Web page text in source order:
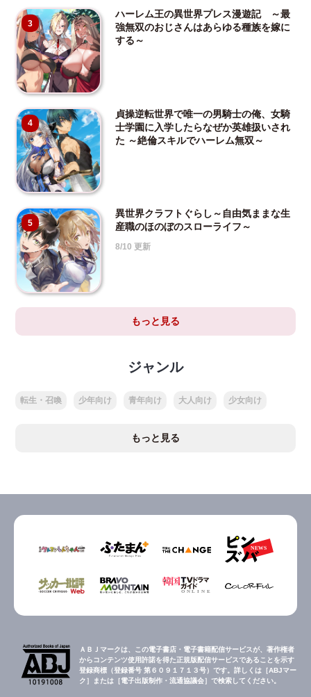
3
ハーレム王の異世界プレス漫遊記 ～最
強無双のおじさんはあらゆる種族を嫁に
する～
4
貞操逆転世界で唯一の男騎士の俺、女騎
士学園に入学したらなぜか英雄扱いされ
た ～絶倫スキルでハーレム無双～
5
異世界クラフトぐらし～自由気ままな生
産職のほのぼのスローライフ～
8/10 更新
もっと見る
ジャンル
転生・召喚 少年向け 青年向け 大人向け 少女向け
もっと見る
ＡＢＪマークは、この電子書店・電子書籍配信サービスが、著作権者
からコンテンツ使用許諾を得た正規版配信サービスであることを示す
登録商標（登録番号 第６０９１７１３号）です。詳しくは［ABJマー
ク］または［電子出版制作・流通協議会］で検索してください。